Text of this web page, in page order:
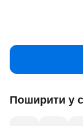
Поширити у